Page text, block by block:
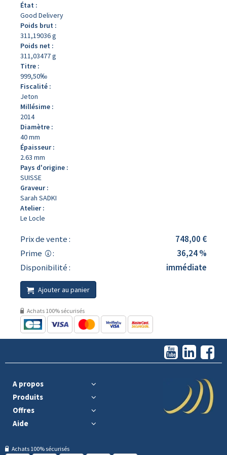
État :
Good Delivery
Poids brut :
311,19036 g
Poids net :
311,03477 g
Titre :
999,50‰
Fiscalité :
Jeton
Millésime :
2014
Diamètre :
40 mm
Épaisseur :
2.63 mm
Pays d'origine :
SUISSE
Graveur :
Sarah SADKI
Atelier :
Le Locle
Prix de vente :
748,00 €
Prime
:
36,24 %
Disponibilité :
immédiate
Ajouter au panier
Achats 100% sécurisés
A propos
Produits
Offres
Aide
Achats 100% sécurisés